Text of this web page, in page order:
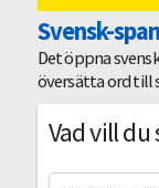
Svensk-
Det öppna
översätta ord till
Vad vill du